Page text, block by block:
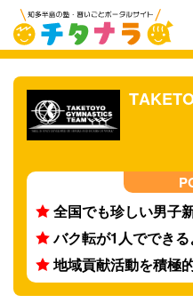
全国でも珍しい男子
バク転が1人ででき
地域貢献活動を積極